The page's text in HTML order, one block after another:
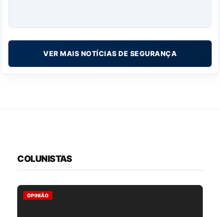
VER MAIS NOTÍCIAS DE SEGURANÇA
COLUNISTAS
OPINIÃO